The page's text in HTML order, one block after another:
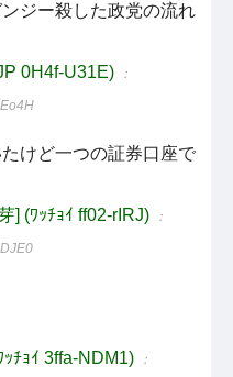
ジー殺した政党の流れ
0H4f-U31E) ：
けど一つの証券口座で
] (ﾜｯﾁｮｲ ff02-rIRJ) ：
ﾁｮｲ 3ffa-NDM1) ：